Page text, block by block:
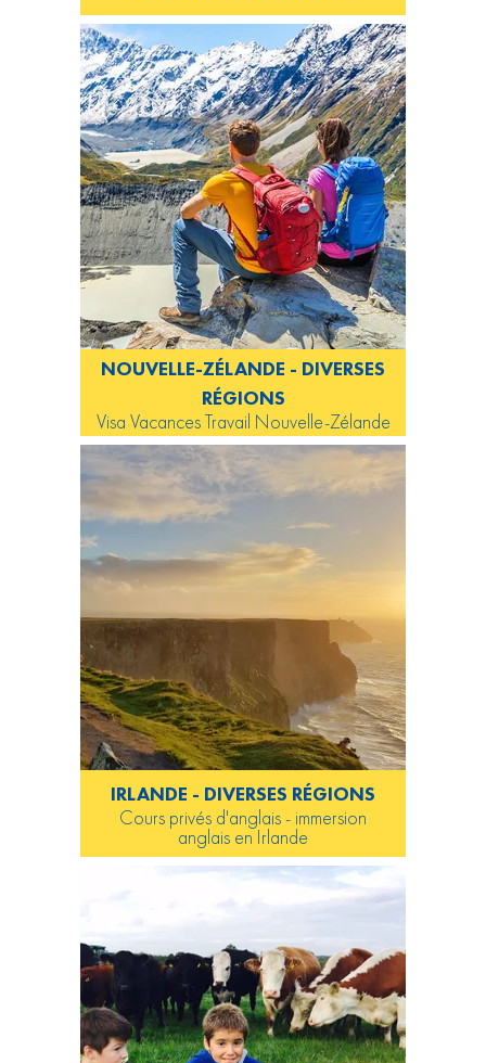
NOUVELLE-ZÉLANDE - DIVERSES
RÉGIONS
Visa Vacances Travail Nouvelle-Zélande
IRLANDE - DIVERSES RÉGIONS
Cours privés d'anglais - immersion
anglais en Irlande